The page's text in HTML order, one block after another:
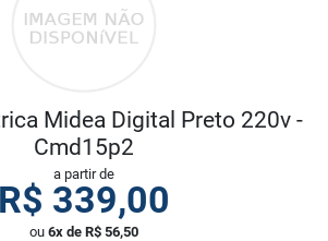
Midea Digital Preto 220v -
Cmd15p2
a partir de
R$ 339,00
ou 6x de R$ 56,50